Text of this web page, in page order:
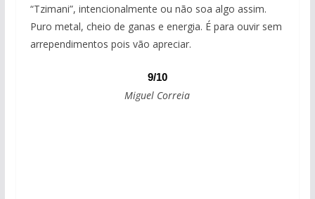
“Tzimani”, intencionalmente ou não soa algo assim.
Puro metal, cheio de ganas e energia. É para ouvir sem
arrependimentos pois vão apreciar.
9/10
Miguel Correia